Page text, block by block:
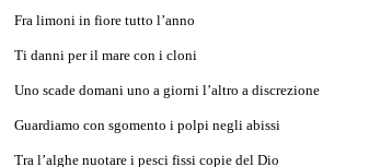
Fra limoni in fiore tutto l’anno
Ti danni per il mare con i cloni
Uno scade domani uno a giorni l’altro a discrezione
Guardiamo con sgomento i polpi negli abissi
Tra l’alghe nuotare i pesci fissi copie del Dio